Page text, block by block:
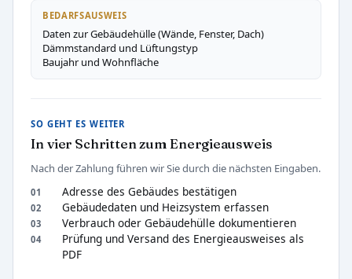
BEDARFSAUSWEIS
Daten zur Gebäudehülle (Wände, Fenster, Dach)
Dämmstandard und Lüftungstyp
Baujahr und Wohnfläche
SO GEHT ES WEITER
In vier Schritten zum Energieausweis
Nach der Zahlung führen wir Sie durch die nächsten Eingaben.
Adresse des Gebäudes bestätigen
Gebäudedaten und Heizsystem erfassen
Verbrauch oder Gebäudehülle dokumentieren
Prüfung und Versand des Energieausweises als
PDF